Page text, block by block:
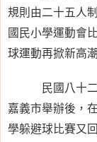
規則由二十五人
國民小學運動會
球運動再掀新高
民國八十
嘉義市舉辦後，
學躲避球比賽又